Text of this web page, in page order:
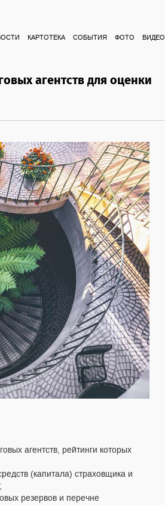
КАРТОТЕКА СОБЫТИЯ ФОТО ВИДЕО
агентств для оценки
агентств, рейтинги которых
(капитала) страховщика и
резервов и перечне